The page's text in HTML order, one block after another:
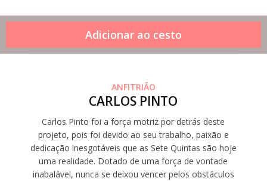
ANFITRIÃO
CARLOS PINTO
Carlos Pinto foi a força motriz por detrás deste
projeto, pois foi devido ao seu trabalho, paixão e
dedicação inesgotáveis que as Sete Quintas são hoje
uma realidade. Dotado de uma força de vontade
inabalável, nunca se deixou vencer pelos obstáculos